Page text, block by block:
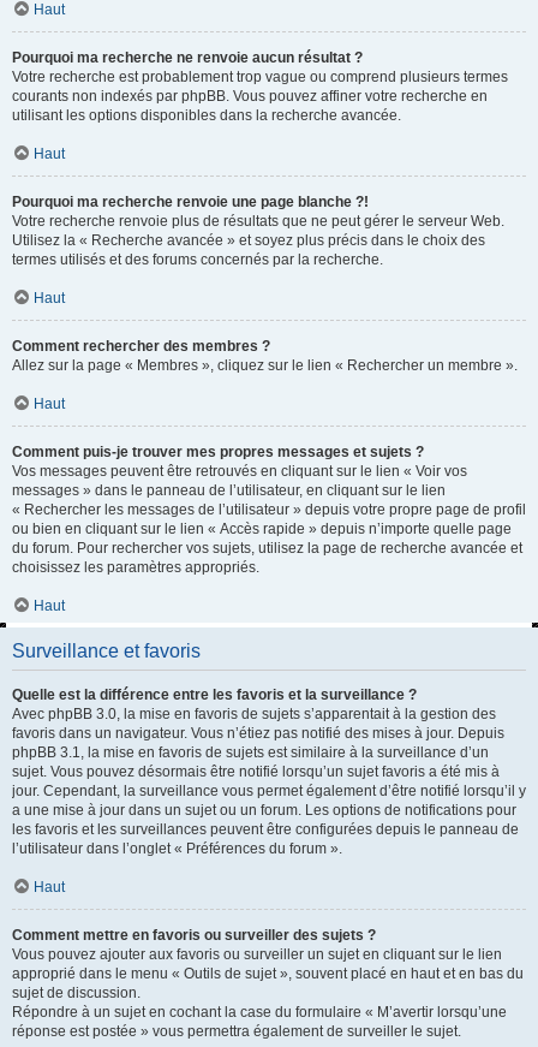
Haut
Pourquoi ma recherche ne renvoie aucun résultat ?
Votre recherche est probablement trop vague ou comprend plusieurs termes
courants non indexés par phpBB. Vous pouvez affiner votre recherche en
utilisant les options disponibles dans la recherche avancée.
Haut
Pourquoi ma recherche renvoie une page blanche ?!
Votre recherche renvoie plus de résultats que ne peut gérer le serveur Web.
Utilisez la « Recherche avancée » et soyez plus précis dans le choix des
termes utilisés et des forums concernés par la recherche.
Haut
Comment rechercher des membres ?
Allez sur la page « Membres », cliquez sur le lien « Rechercher un membre ».
Haut
Comment puis-je trouver mes propres messages et sujets ?
Vos messages peuvent être retrouvés en cliquant sur le lien « Voir vos
messages » dans le panneau de l’utilisateur, en cliquant sur le lien
« Rechercher les messages de l’utilisateur » depuis votre propre page de profil
ou bien en cliquant sur le lien « Accès rapide » depuis n’importe quelle page
du forum. Pour rechercher vos sujets, utilisez la page de recherche avancée et
choisissez les paramètres appropriés.
Haut
Surveillance et favoris
Quelle est la différence entre les favoris et la surveillance ?
Avec phpBB 3.0, la mise en favoris de sujets s’apparentait à la gestion des
favoris dans un navigateur. Vous n’étiez pas notifié des mises à jour. Depuis
phpBB 3.1, la mise en favoris de sujets est similaire à la surveillance d’un
sujet. Vous pouvez désormais être notifié lorsqu’un sujet favoris a été mis à
jour. Cependant, la surveillance vous permet également d’être notifié lorsqu’il y
a une mise à jour dans un sujet ou un forum. Les options de notifications pour
les favoris et les surveillances peuvent être configurées depuis le panneau de
l’utilisateur dans l’onglet « Préférences du forum ».
Haut
Comment mettre en favoris ou surveiller des sujets ?
Vous pouvez ajouter aux favoris ou surveiller un sujet en cliquant sur le lien
approprié dans le menu « Outils de sujet », souvent placé en haut et en bas du
sujet de discussion.
Répondre à un sujet en cochant la case du formulaire « M’avertir lorsqu’une
réponse est postée » vous permettra également de surveiller le sujet.